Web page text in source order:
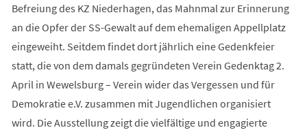
Befreiung des KZ Niederhagen, das Mahnmal zur Erinnerung
an die Opfer der SS-Gewalt auf dem ehemaligen Appellplatz
eingeweiht. Seitdem findet dort jährlich eine Gedenkfeier
statt, die von dem damals gegründeten Verein Gedenktag 2.
April in Wewelsburg – Verein wider das Vergessen und für
Demokratie e.V. zusammen mit Jugendlichen organisiert
wird. Die Ausstellung zeigt die vielfältige und engagierte